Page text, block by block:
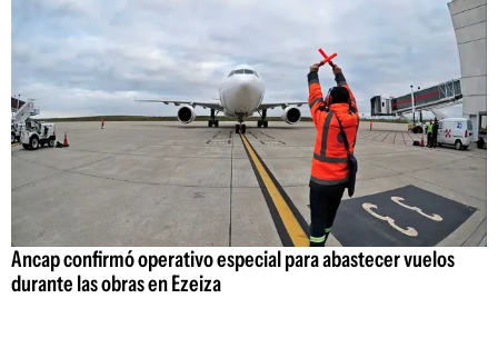
Ancap confirmó operativo especial para abastecer vuelos
durante las obras en Ezeiza